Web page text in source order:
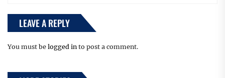
LEAVE A REPLY
You must be logged in to post a comment.